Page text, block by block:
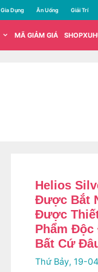
Gia Dụng Ăn Uống Giải Trí
MÃ GIẢM GIÁ
Helios
Được Bắt
Được
Phẩm Độc
Bất Cứ
Thứ Bảy, 19-